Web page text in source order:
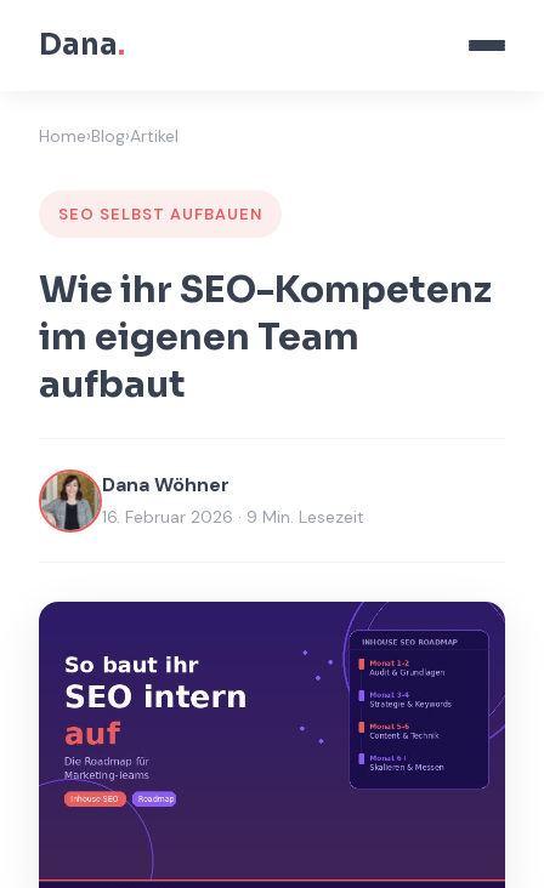
Dana.
Home›Blog›Artikel
SEO SELBST AUFBAUEN
Wie ihr SEO-Kompetenz
im eigenen Team
aufbaut
Dana Wöhner
16. Februar 2026 · 9 Min. Lesezeit